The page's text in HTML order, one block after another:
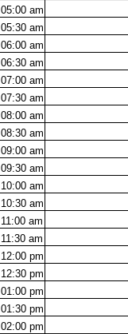
05:00 am
05:30 am
06:00 am
06:30 am
07:00 am
07:30 am
08:00 am
08:30 am
09:00 am
09:30 am
10:00 am
10:30 am
11:00 am
11:30 am
12:00 pm
12:30 pm
01:00 pm
01:30 pm
02:00 pm